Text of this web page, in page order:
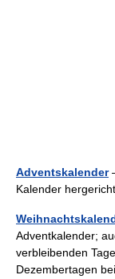
Adventskalender
Kalender
Adventkalender;
verbleibenden
Dezembertagen